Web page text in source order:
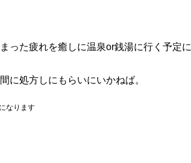
った疲れを癒しに温泉or銭湯に行く予定
に処方しにもらいにいかねば。
なります